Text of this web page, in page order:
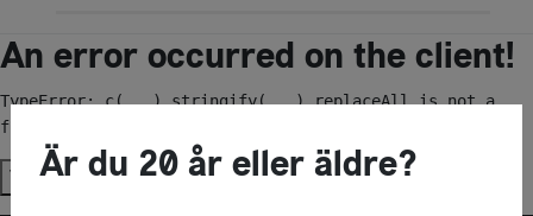
An error occurred on the client!
TypeError: c(...).stringify(...).replaceAll is not a
function
Try againÄr du 20 år eller äldre?